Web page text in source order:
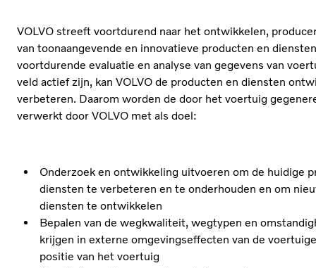
VOLVO streeft voortdurend naar het ontwikkelen,
van toonaangevende en innovatieve producten en
voortdurende evaluatie en analyse van gegevens van
veld actief zijn, kan VOLVO de producten en diensten
verbeteren. Daarom worden de door het voertuig
verwerkt door VOLVO met als doel:
Onderzoek en ontwikkeling uitvoeren om de huidige
diensten te verbeteren en te onderhouden en om
diensten te ontwikkelen
Bepalen van de wegkwaliteit, wegtypen en
krijgen in externe omgevingseffecten van de
positie van het voertuig